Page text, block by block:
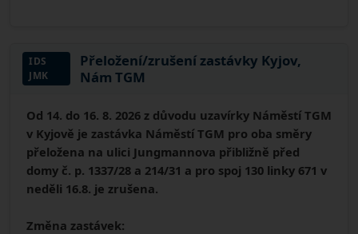
IDS
JMK
Přeložení/zrušení zastávky Kyjov,
Nám TGM
Od 14. do 16. 8. 2026 z důvodu uzavírky Náměstí TGM
v Kyjově je zastávka Náměstí TGM pro oba směry
přeložena na ulici Jungmannova přibližně před
domy č. p. 1337/28 a 214/31 a pro spoj 130 linky 671 v
neděli 16.8. je zrušena.
Změna zastávek: